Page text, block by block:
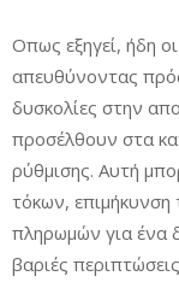
Οπως εξηγεί, ήδη
απευθύνοντας
δυσκολίες στην
προσέλθουν στα
ρύθμισης. Αυτή
τόκων, επιμήκυνση
πληρωμών για ένα
βαριές